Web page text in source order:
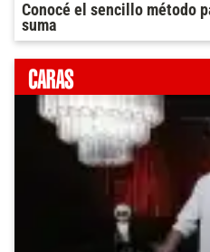
Conocé el sencillo método
suma